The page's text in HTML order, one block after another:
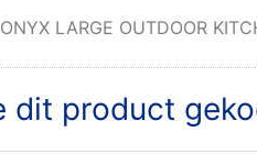
LARGE OUTDOOR
dit product